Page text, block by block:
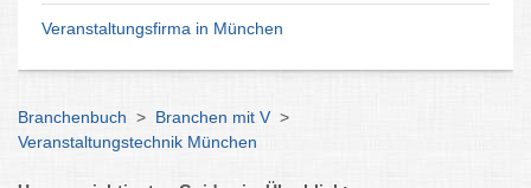
Veranstaltungsfirma in München
Branchenbuch > Branchen mit V >
Veranstaltungstechnik München